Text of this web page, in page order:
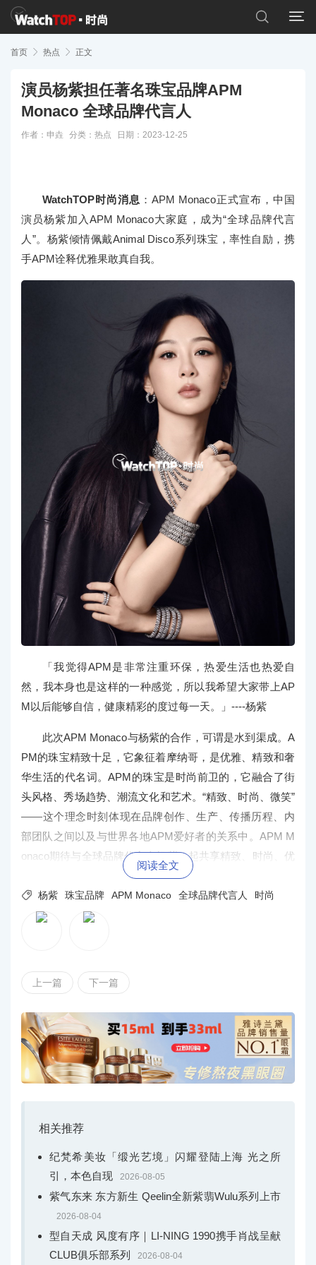


首页  热点  正文
演员杨紫担任著名珠宝品牌APM
Monaco 全球品牌代言人
作者：申垚 分类： 热点 日期：2023-12-25
WatchTOP时尚消息 ：APM Monaco正式宣布，中国
演员杨紫加入APM Monaco大家庭，成为“全球品牌代言
人”。 杨紫倾情佩戴Animal Disco系列珠宝，率性自励，携
手APM诠释优雅果敢真自我。
「我觉得APM是非常注重环保，热爱生活也热爱自
然，我本身也是这样的一种感觉，所以我希望大家带上AP
M以后能够自信，健康精彩的度过每一天。」----杨紫
此次APM Monaco与杨紫的合作，可谓是水到渠成。A
PM的珠宝精致十足，它象征着摩纳哥，是优雅、精致和奢
华生活的代名词。APM的珠宝是时尚前卫的，它融合了街
头风格、秀场趋势、潮流文化和艺术。“精致、时尚、微笑”
——这个理念时刻体现在品牌创作、生产、传播历程、内
部团队之间以及与世界各地APM爱好者的关系中。APM M
onaco期待与全球品牌代言人杨紫一起共享精致、时尚、优
雅的价值观，共同点亮未来的每一刻闪耀瞬间。
APM 2024年新品 Animal Disco 系列，释放独特灵气。
灵感来自于迪斯科复古潮流，充满活力和超凡的魅力。彰
显个性，以动物图案为造型增添一抹狂野风情。这些大胆
前卫的时尚珠宝作品将提升您的形象，让您成为人群中最
耀眼的存在。
准备好彰显个性，与我们一同在夜晚尽情舞动吧！
杰出的女性创始人Ariane和她的儿子Philippe Prette是
为世界各地著名珠宝商生产黄金、钻石和其他宝石的主要
制造商。
2012年，凭借立足于行业长达30年的持之以恒精神、
丰富经验以及所打磨出的精湛工艺，现任首席执行官Philipp
e Prette与他的妻子、首席创意官Kika Prette携手创立了“AP
阅读全文
 杨紫 珠宝品牌 APM Monaco 全球品牌代言人 时尚
上一篇 下一篇
相关推荐
纪梵希美妆「缎光艺境」闪耀登陆上海 光之所
引，本色自现
2026-08-05
紫气东来 东方新生 Qeelin全新紫翡Wulu系列上市
2026-08-04
型自天成 风度有序｜LI-NING 1990携手肖战呈献
CLUB俱乐部系列
2026-08-04